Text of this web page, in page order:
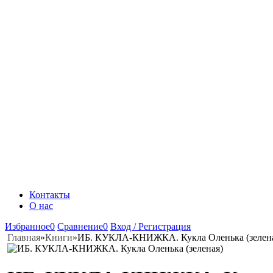
Контакты
О нас
Избранное0 Сравнение0 Вход / Регистрация
Главная»Книги»ИБ. КУКЛА-КНИЖКА. Кукла Оленька